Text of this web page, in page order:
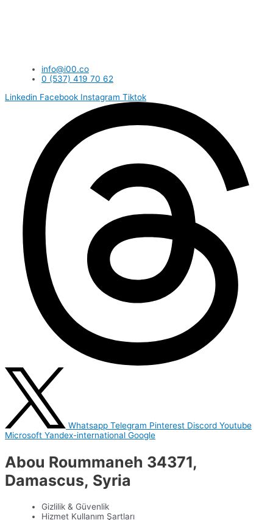
info@i00.co
0 (537) 419 70 62
Linkedin Facebook Instagram Tiktok
Whatsapp Telegram Pinterest Discord Youtube
Microsoft Yandex-international Google
Abou Roummaneh 34371,
Damascus, Syria
Gizlilik & Güvenlik
Hizmet Kullanım Şartları